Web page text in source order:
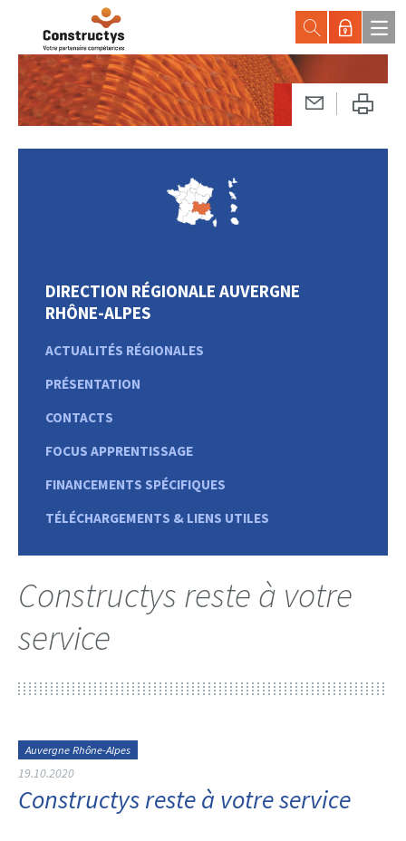
DIRECTION RÉGIONALE AUVERGNE
RHÔNE-ALPES
ACTUALITÉS RÉGIONALES
PRÉSENTATION
CONTACTS
FOCUS APPRENTISSAGE
FINANCEMENTS SPÉCIFIQUES
TÉLÉCHARGEMENTS & LIENS UTILES
Constructys reste à votre
service
Auvergne Rhône-Alpes
19.10.2020
Constructys reste à votre service